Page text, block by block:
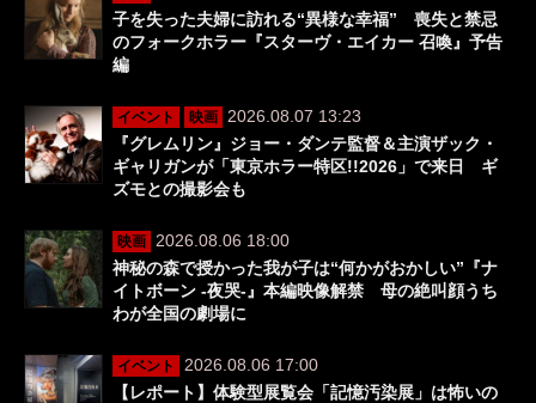
子を失った夫婦に訪れる“異様な幸福” 喪失と禁忌
のフォークホラー『スターヴ・エイカー 召喚』予告
編
イベント 映画
2026.08.07 13:23
『グレムリン』ジョー・ダンテ監督＆主演ザック・
ギャリガンが「東京ホラー特区!!2026」で来日 ギ
ズモとの撮影会も
映画
2026.08.06 18:00
神秘の森で授かった我が子は“何かがおかしい”『ナ
イトボーン -夜哭-』本編映像解禁 母の絶叫顔うち
わが全国の劇場に
イベント
2026.08.06 17:00
【レポート】体験型展覧会「記憶汚染展」は怖いの